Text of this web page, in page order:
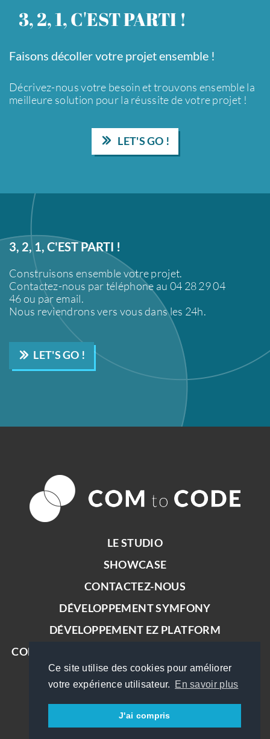
Ce site utilise des cookies pour améliorer
votre expérience utilisateur.
En savoir plus
J'ai compris
3, 2, 1, C'EST PARTI !
Faisons décoller votre projet ensemble !
Décrivez-nous votre besoin et trouvons ensemble la
meilleure solution pour la réussite de votre projet !
LET'S GO !
3, 2, 1, C'EST PARTI !
Construisons ensemble votre projet.
Contactez-nous par téléphone au 04 28 29 04
46 ou par email.
Nous reviendrons vers vous dans les 24h.
LET'S GO !
LE STUDIO
SHOWCASE
CONTACTEZ-NOUS
DÉVELOPPEMENT SYMFONY
DÉVELOPPEMENT EZ PLATFORM
COM TO CODE EST PARTENAIRE PLATFORM.SH